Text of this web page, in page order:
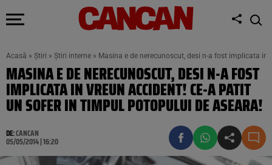
Acasă » Știri » Știri interne » Masina e de nerecunoscut, desi n-a fost implicata
MASINA E DE NERECUNOSCUT, DESI N-A FOST
IMPLICATA IN VREUN ACCIDENT! CE-A PATIT
UN SOFER IN TIMPUL POTOPULUI DE ASEARA!
DE:CANCAN
05/05/2014 | 16:20